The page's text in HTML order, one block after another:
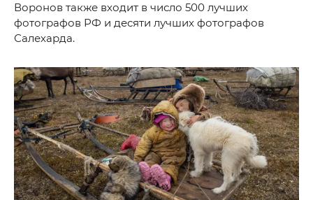
Воронов также входит в число 500 лучших
фотографов РФ и десяти лучших фотографов
Салехарда.